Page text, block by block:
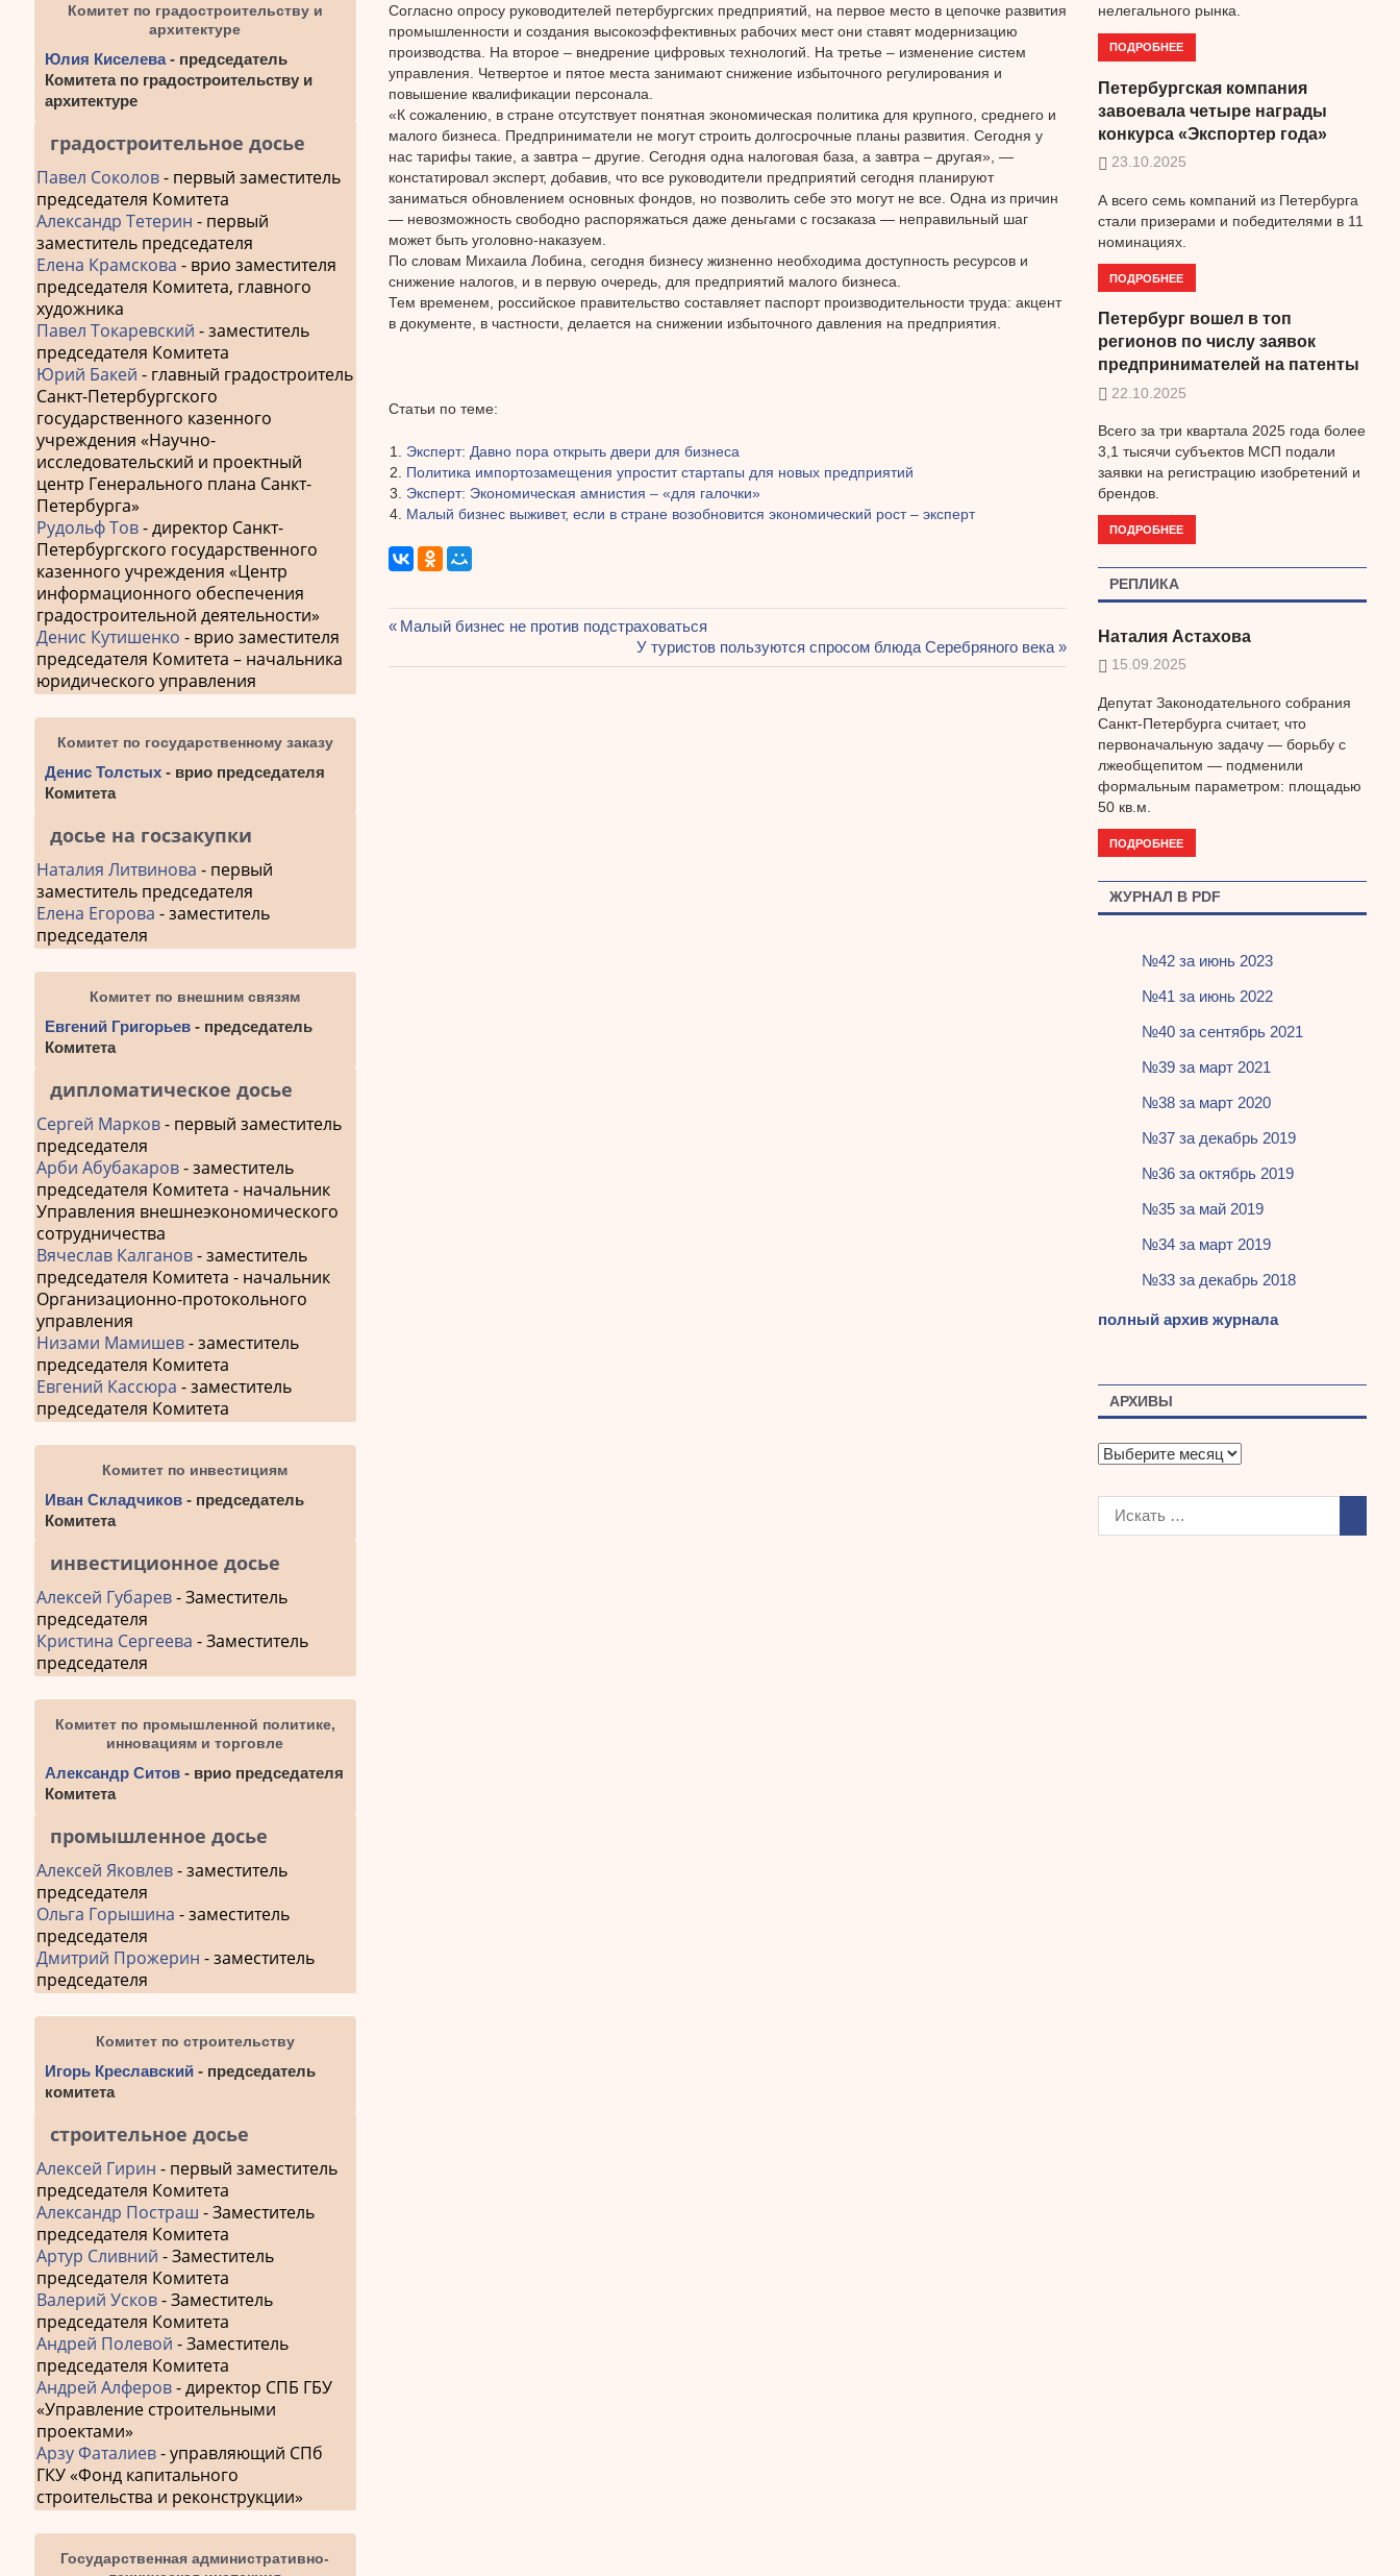
Согласно опросу руководителей петербургских предприятий, на первое место в цепочке развития
промышленности и создания высокоэффективных рабочих мест они ставят модернизацию
производства. На второе – внедрение цифровых технологий. На третье – изменение систем
управления. Четвертое и пятое места занимают снижение избыточного регулирования и
повышение квалификации персонала.
«К сожалению, в стране отсутствует понятная экономическая политика для крупного, среднего и
малого бизнеса. Предприниматели не могут строить долгосрочные планы развития. Сегодня у
нас тарифы такие, а завтра – другие. Сегодня одна налоговая база, а завтра – другая», —
констатировал эксперт, добавив, что все руководители предприятий сегодня планируют
заниматься обновлением основных фондов, но позволить себе это могут не все. Одна из причин
— невозможность свободно распоряжаться даже деньгами с госзаказа — неправильный шаг
может быть уголовно-наказуем.
По словам Михаила Лобина, сегодня бизнесу жизненно необходима доступность ресурсов и
снижение налогов, и в первую очередь, для предприятий малого бизнеса.
Тем временем, российское правительство составляет паспорт производительности труда: акцент
в документе, в частности, делается на снижении избыточного давления на предприятия.
Статьи по теме:
Эксперт: Давно пора открыть двери для бизнеса
Политика импортозамещения упростит стартапы для новых предприятий
Эксперт: Экономическая амнистия – «для галочки»
Малый бизнес выживет, если в стране возобновится экономический рост – эксперт
Предыдущая
Малый бизнес не против подстраховаться
Следующая
запись:
У туристов пользуются спросом блюда Серебряного века
Комитет по градостроительству и
архитектуре
Юлия Киселева- председатель
Комитета по градостроительству и
архитектуре
градостроительное досье
Павел Соколов- первый заместитель
председателя Комитета
Александр Тетерин - первый
заместитель председателя
Елена Крамскова - врио заместителя
председателя Комитета, главного
художника
Павел Токаревский - заместитель
председателя Комитета
Юрий Бакей - главный градостроитель
Санкт-Петербургского
государственного казенного
учреждения «Научно-
исследовательский и проектный
центр Генерального плана Санкт-
Петербурга»
Рудольф Тов- директор Санкт-
Петербургского государственного
казенного учреждения «Центр
информационного обеспечения
градостроительной деятельности»
Денис Кутишенко - врио заместителя
председателя Комитета – начальника
юридического управления
Комитет по государственному заказу
Денис Толстых - врио председателя
Комитета
досье на госзакупки
Наталия Литвинова - первый
заместитель председателя
Елена Егорова - заместитель
председателя
Комитет по внешним связям
Евгений Григорьев - председатель
Комитета
дипломатическое досье
Сергей Марков- первый заместитель
председателя
Арби Абубакаров- заместитель
председателя Комитета - начальник
Управления внешнеэкономического
сотрудничества
Вячеслав Калганов- заместитель
председателя Комитета - начальник
Организационно-протокольного
управления
Низами Мамишев- заместитель
председателя Комитета
Евгений Кассюра - заместитель
председателя Комитета
Комитет по инвестициям
Иван Складчиков - председатель
Комитета
инвестиционное досье
Алексей Губарев- Заместитель
председателя
Кристина Сергеева - Заместитель
председателя
Комитет по промышленной политике,
инновациям и торговле
Александр Ситов - врио председателя
Комитета
промышленное досье
Алексей Яковлев- заместитель
председателя
Ольга Горышина - заместитель
председателя
Дмитрий Прожерин - заместитель
председателя
Комитет по строительству
Игорь Креславский - председатель
комитета
строительное досье
Алексей Гирин - первый заместитель
председателя Комитета
Александр Постраш - Заместитель
председателя Комитета
Артур Сливний - Заместитель
председателя Комитета
Валерий Усков- Заместитель
председателя Комитета
Андрей Полевой - Заместитель
председателя Комитета
Андрей Алферов- директор СПБ ГБУ
«Управление строительными
проектами»
Арзу Фаталиев- управляющий СПб
ГКУ «Фонд капитального
строительства и реконструкции»
Государственная административно-
нелегального рынка.
ПОДРОБНЕЕ
Петербургская компания
завоевала четыре награды
конкурса «Экспортер года»
23.10.2025
А всего семь компаний из Петербурга
стали призерами и победителями в 11
номинациях.
ПОДРОБНЕЕ
Петербург вошел в топ
регионов по числу заявок
предпринимателей на патенты
22.10.2025
Всего за три квартала 2025 года более
3,1 тысячи субъектов МСП подали
заявки на регистрацию изобретений и
брендов.
ПОДРОБНЕЕ
РЕПЛИКА
Наталия Астахова
15.09.2025
Депутат Законодательного собрания
Санкт-Петербурга считает, что
первоначальную задачу — борьбу с
лжеобщепитом — подменили
формальным параметром: площадью
50 кв.м.
ПОДРОБНЕЕ
ЖУРНАЛ В PDF
№42 за июнь 2023
№41 за июнь 2022
№40 за сентябрь 2021
№39 за март 2021
№38 за март 2020
№37 за декабрь 2019
№36 за октябрь 2019
№35 за май 2019
№34 за март 2019
№33 за декабрь 2018
полный архив журнала
АРХИВЫ
А
х
в